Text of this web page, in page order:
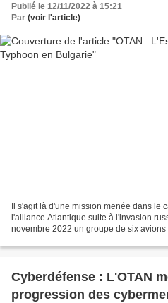
Publié le 12/11/2022 à 15:21
Par (voir l'article)
Il s'agit là d'une mission menée dans le
l'alliance Atlantique suite à l'invasion
novembre 2022 un groupe de six avions
Cyberdéfense : L'OTAN
progression des